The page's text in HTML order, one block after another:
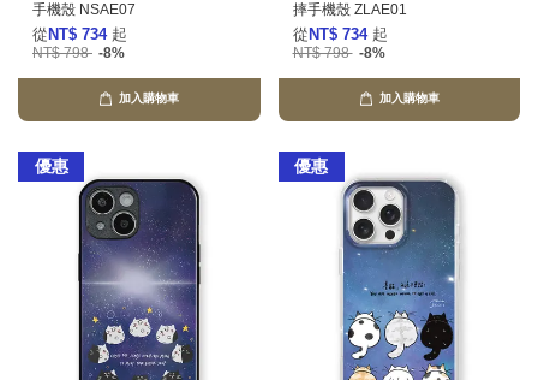
手機殼 NSAE07
從 NT$ 734 起
NT$ 798 -8%
加入購物車
摔手機殼 ZLAE01
從 NT$ 734 起
NT$ 798 -8%
加入購物車
優惠 優惠